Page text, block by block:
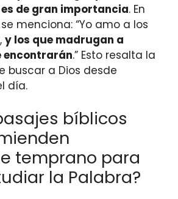
de gran importancia. En
se menciona: “Yo amo a los
y los que madrugan a
encontrarán.” Esto resalta la
buscar a Dios desde
día.
bíblicos
temprano para
la Palabra?